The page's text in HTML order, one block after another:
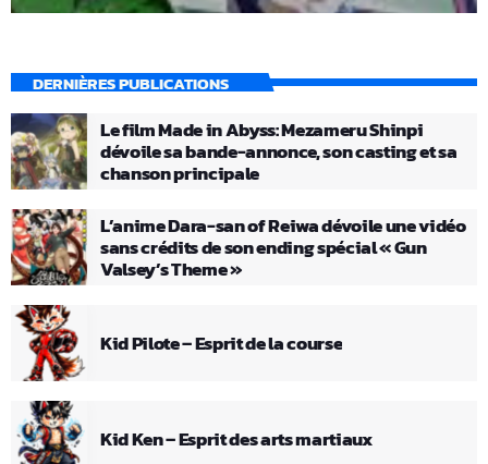
DERNIÈRES PUBLICATIONS
Le film Made in Abyss: Mezameru Shinpi
dévoile sa bande-annonce, son casting et sa
chanson principale
L’anime Dara-san of Reiwa dévoile une vidéo
sans crédits de son ending spécial « Gun
Valsey’s Theme »
Kid Pilote – Esprit de la course
Kid Ken – Esprit des arts martiaux